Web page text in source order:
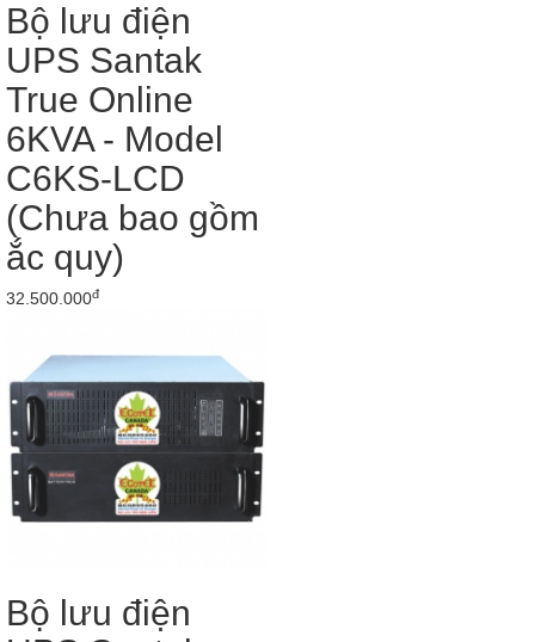
Bộ lưu điện
UPS Santak
True Online
6KVA - Model
C6KS-LCD
(Chưa bao gồm
ắc quy)
32.500.000đ
Bộ lưu điện